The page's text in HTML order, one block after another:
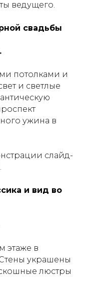
ведущего.
свадьбы
потолками и
и светлые
ужина в
слайд-
и вид во
этаже в
украшены
люстры